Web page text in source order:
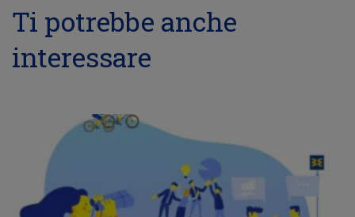
Ti potrebbe anche
interessare